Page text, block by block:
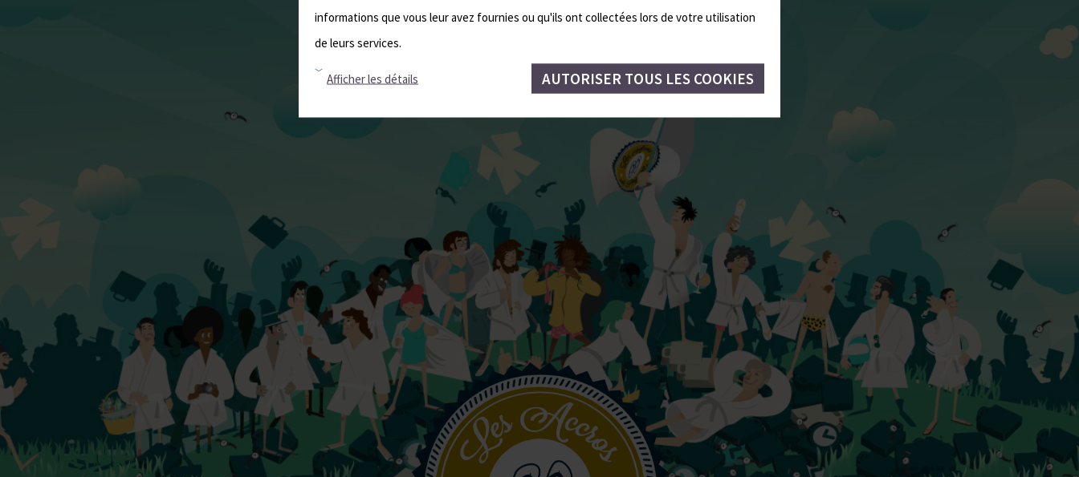
informations que vous leur avez fournies ou qu'ils ont collectées lors de votre utilisation
de leurs services.
AUTORISER TOUS LES COOKIES
Afficher les détails